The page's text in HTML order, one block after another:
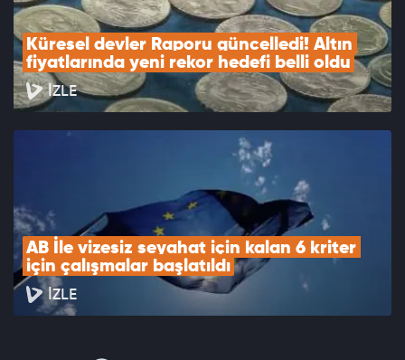
Küresel devler Raporu güncelledi! Altın
fiyatlarında yeni rekor hedefi belli oldu
İZLE
AB İle vizesiz seyahat için kalan 6 kriter
için çalışmalar başlatıldı
İZLE